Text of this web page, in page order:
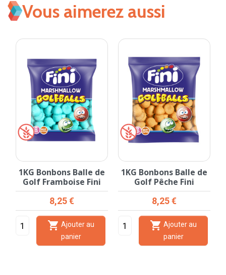
Vous aimerez aussi
1KG Bonbons Balle de
Golf Framboise Fini
Prix
8,25 €
 Ajouter au
panier
1KG Bonbons Balle de
Golf Pêche Fini
Prix
8,25 €
 Ajouter au
panier